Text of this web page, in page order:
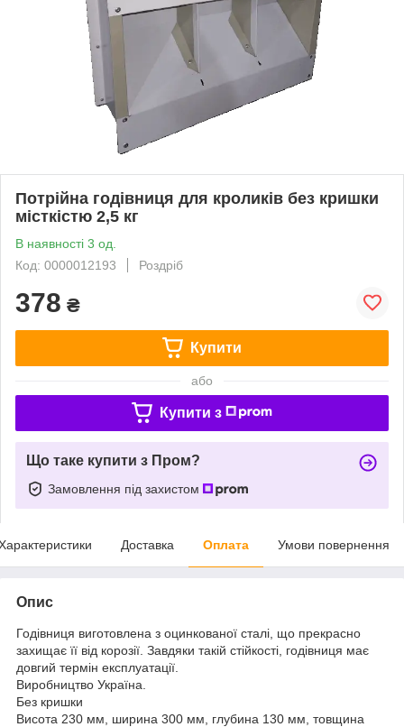
Потрійна годівниця для кроликів без кришки
місткістю 2,5 кг
В наявності 3 од.
Код: 0000012193
Роздріб
378 ₴
Купити
або
Купити з
Що таке купити з Пром?
Замовлення під захистом
Доставка Оплата Умови повернення
Опис
Годівниця виготовлена з оцинкованої сталі, що прекрасно
захищає її від корозії. Завдяки такій стійкості, годівниця має
довгий термін експлуатації.
Виробництво Україна.
Без кришки
Висота 230 мм, ширина 300 мм, глубина 130 мм, товщина